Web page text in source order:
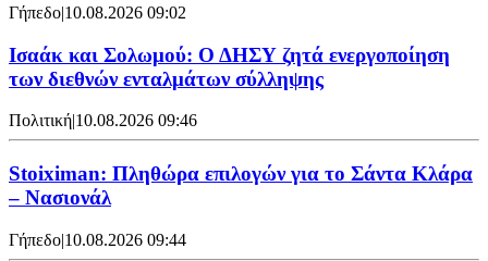
Γήπεδο|10.08.2026 09:02
Ισαάκ και Σολωμού: Ο ΔΗΣΥ ζητά ενεργοποίηση
των διεθνών ενταλμάτων σύλληψης
Πολιτική|10.08.2026 09:46
Stoiximan: Πληθώρα επιλογών για το Σάντα Κλάρα
– Νασιονάλ
Γήπεδο|10.08.2026 09:44